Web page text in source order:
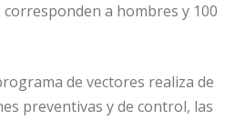
corresponden a hombres y 100
de vectores realiza de
preventivas y de control, las